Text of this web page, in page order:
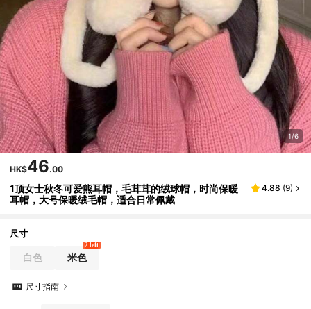
1/6
HK$46.00
1顶女士秋冬可爱熊耳帽，毛茸茸的绒球帽，时尚保暖
耳帽，大号保暖绒毛帽，适合日常佩戴
4.88 (9)
尺寸
白色 米色
2 left
尺寸指南